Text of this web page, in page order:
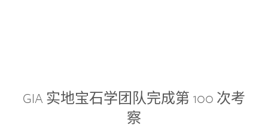
GIA 实地宝石学团队完成第 100 次考
察